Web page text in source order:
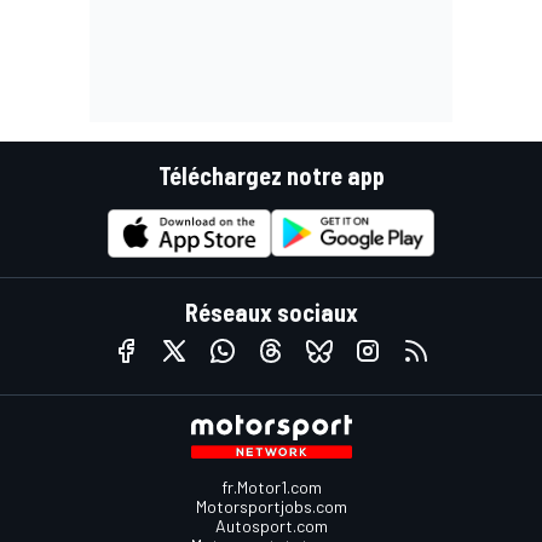
Téléchargez notre app
Réseaux sociaux
fr.Motor1.com
Motorsportjobs.com
Autosport.com